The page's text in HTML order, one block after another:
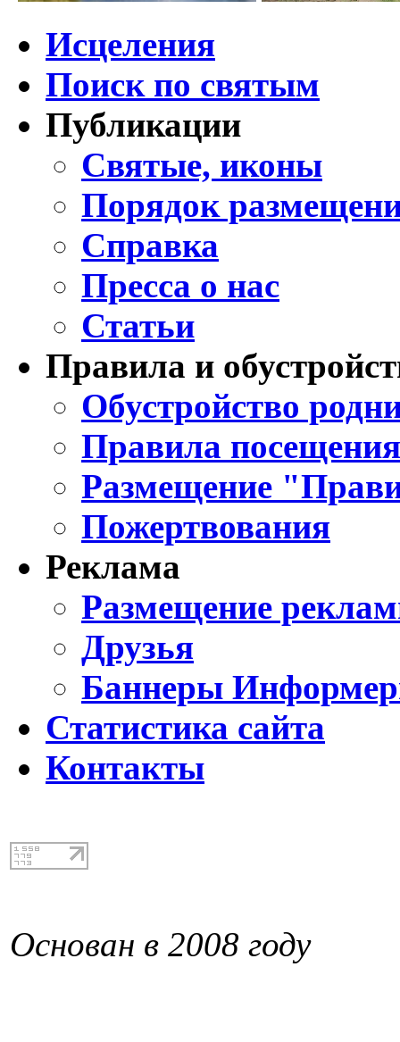
Исцеления
Поиск по святым
Публикации
Святые, иконы
Порядок
Справка
Пресса о нас
Статьи
Правила и
Обустройство
Правила
Размещение
Пожертвования
Реклама
Размещение
Друзья
Баннеры
Статистика сайта
Контакты
Основан в 2008 году